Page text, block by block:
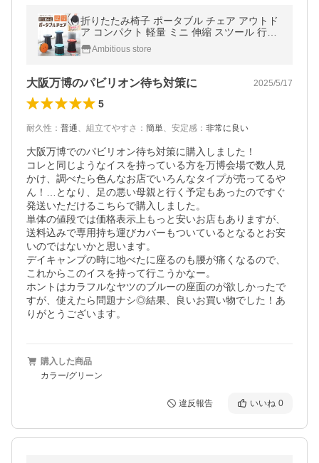
折りたたみ椅子 ポータブル チェア アウトド
ア コンパクト 軽量 ミニ 伸縮 スツール 行列
待ち 折り畳み
Ambitious store
大阪万博のパビリオン待ち対策に 2025/5/17
5
耐久性 ： 普通、 組立てやすさ ： 簡単、 安定感 ： 非常に良い
大阪万博でのパビリオン待ち対策に購入しました！
コレと同じようなイスを持っている方を万博会場で数人見
かけ、調べたら色んなお店でいろんなタイプが売ってるや
ん！…となり、足の悪い母親と行く予定もあったのですぐ
発送いただけるこちらで購入しました。
単体の値段では価格表示上もっと安いお店もありますが、
送料込みで専用持ち運びカバーもついているとなるとお安
いのではないかと思います。
デイキャンプの時に地べたに座るのも腰が痛くなるので、
これからこのイスを持って行こうかなー。
ホントはカラフルなヤツのブルーの座面のが欲しかったで
すが、使えたら問題ナシ◎結果、良いお買い物でした！あ
りがとうございます。
購入した商品
カラー/グリーン
違反報告 いいね 0